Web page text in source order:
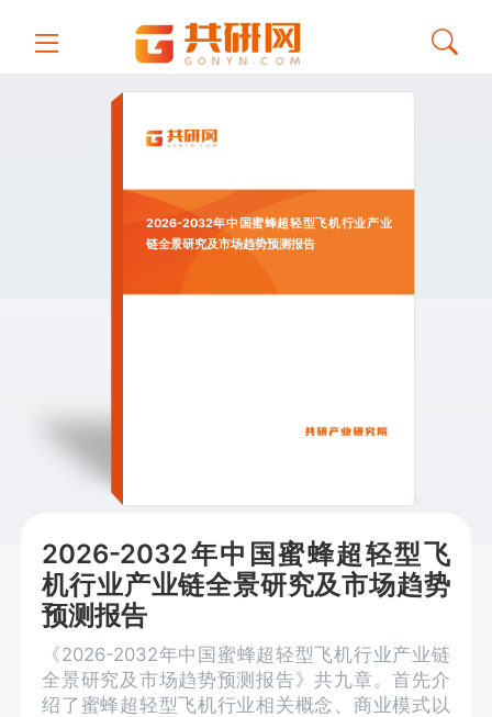
2026-2032年中国蜜蜂超轻型飞机行业产业
链全景研究及市场趋势预测报告
2026-2032年中国蜜蜂超轻型飞
机行业产业链全景研究及市场趋势
预测报告
《2026-2032年中国蜜蜂超轻型飞机行业产业链
全景研究及市场趋势预测报告》共九章。首先介
绍了蜜蜂超轻型飞机行业相关概念、商业模式以